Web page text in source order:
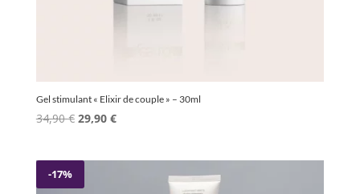
Gel stimulant « Elixir de couple » – 30ml
34,90€ Le
29,90 €Le
-17%